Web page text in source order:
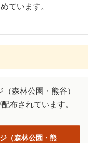
ています。
森林公園・熊谷）
布されています。
（森林公園・熊